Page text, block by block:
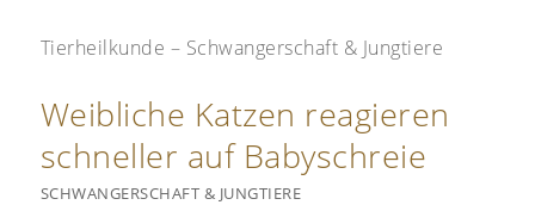
Tierheilkunde – Schwangerschaft & Jungtiere
Weibliche Katzen reagieren
schneller auf Babyschreie
SCHWANGERSCHAFT & JUNGTIERE